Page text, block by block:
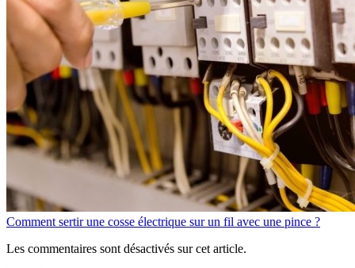
Comment sertir une cosse électrique sur un fil avec une pince ?
Les commentaires sont désactivés sur cet article.